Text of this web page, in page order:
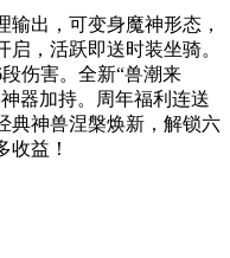
出，可变身魔神形态，
，活跃即送时装坐骑。
伤害。全新“兽潮来
器加持。周年福利连送
典神兽涅槃焕新，解锁六
收益！